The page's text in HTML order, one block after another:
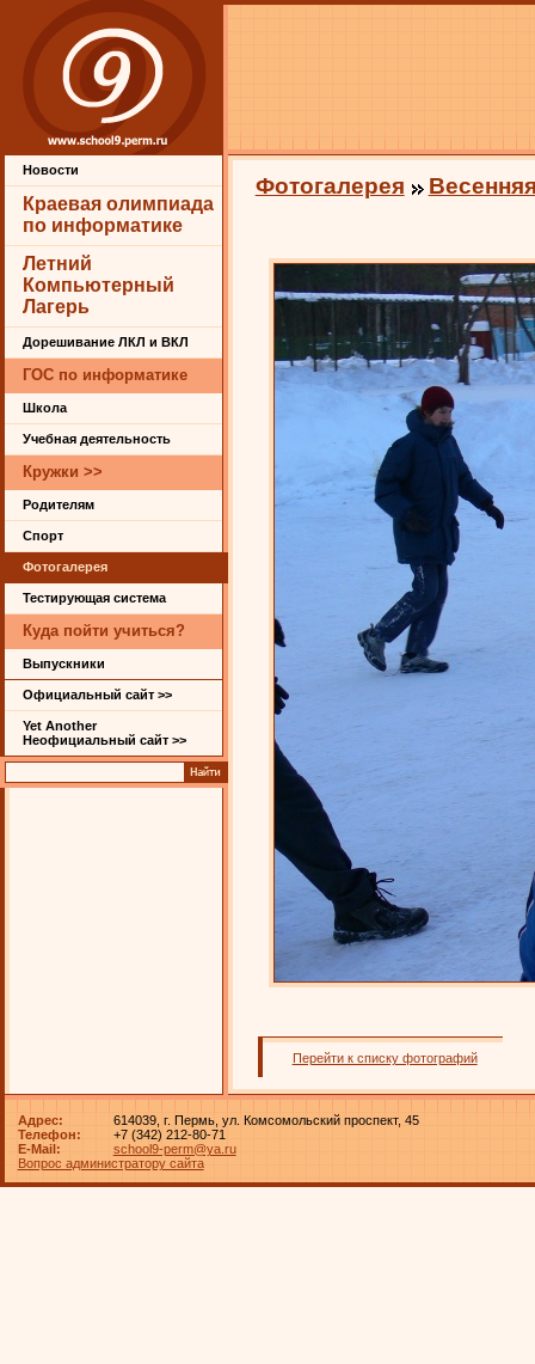
Новости
Краевая олимпиада
по информатике
Летний
Компьютерный
Лагерь
Дорешивание ЛКЛ и ВКЛ
ГОС по информатике
Школа
Учебная деятельность
Кружки >>
Родителям
Спорт
Фотогалерея
Тестирующая система
Куда пойти учиться?
Выпускники
Официальный сайт >>
Yet Another
Неофициальный сайт >>
Фотогалерея
Перейти к списку фотографий
Адрес:
614039, г. Пермь, ул. Комсомольский проспект, 45
Телефон:
+7 (342) 212-80-71
E-Mail:
school9-perm@ya.ru
Вопрос администратору сайта